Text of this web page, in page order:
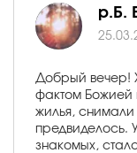
р.Б.
Добрый вечер!
фактом Божией
жилья, снимали
предвиделось.
знакомых,